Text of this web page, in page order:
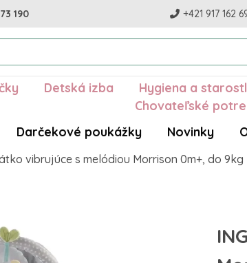
190 +421 917 162
Detská izba Hygiena a
Chovateľské
Darčekové poukážky Novinky
vibrujúce s melódiou Morrison 0m+, do 9kg